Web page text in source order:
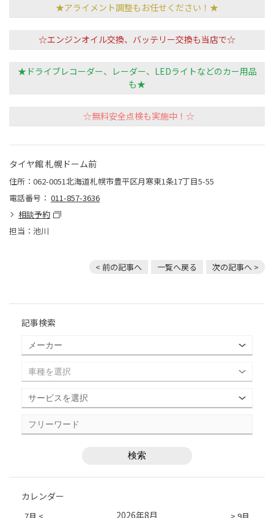
★アライメント調整もお任せください！★
☆エンジンオイル交換、バッテリー交換も当店で☆
★ドライブレコーダー、レーダー、LEDライトなどのカー用品
も★
☆無料安全点検も実施中！☆
タイヤ館 札幌ドーム前
住所：062-0051北海道札幌市豊平区月寒東1条17丁目5-55
電話番号： 011-857-3636
相談予約
担当：池川
< 前の記事へ 一覧へ戻る 次の記事へ >
記事検索
カレンダー
2026年8月